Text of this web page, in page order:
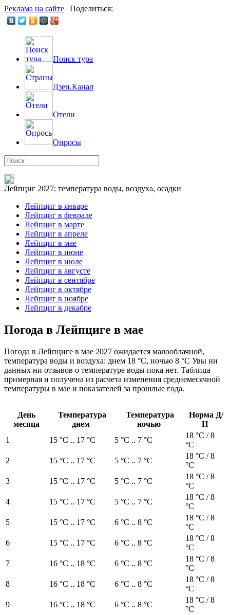
Реклама на сайте | Поделиться:
Поиск тура
Дзен.Канал
Отели
Опросы
Лейпциг 2027: температура воды, воздуха, осадки
Лейпциг в январе
Лейпциг в феврале
Лейпциг в марте
Лейпциг в апреле
Лейпциг в мае
Лейпциг в июне
Лейпциг в июле
Лейпциг в августе
Лейпциг в сентябре
Лейпциг в октябре
Лейпциг в ноябре
Лейпциг в декабре
Погода в Лейпциге в мае
Погода в Лейпциге в мае 2027 ожидается малооблачной,
температура воды и воздуха: днем 18 °C, ночью 8 °C Увы ни
данных ни отзывов о температуре воды пока нет. Таблица
примерная и получена из расчета изменения среднемесячной
температуры в мае и показателей за прошлые года.
День
месяца
Температура
днем
Температура
ночью
Норма Д/
Н
1
15 °C .. 17 °C 5 °C .. 7 °C
18 °C / 8
°C
2
15 °C .. 17 °C 5 °C .. 7 °C
18 °C / 8
°C
3
15 °C .. 17 °C 5 °C .. 7 °C
18 °C / 8
°C
4
15 °C .. 17 °C 5 °C .. 7 °C
18 °C / 8
°C
5
15 °C .. 17 °C 6 °C .. 8 °C
18 °C / 8
°C
6
15 °C .. 17 °C 6 °C .. 8 °C
18 °C / 8
°C
7
16 °C .. 18 °C 6 °C .. 8 °C
18 °C / 8
°C
8
16 °C .. 18 °C 6 °C .. 8 °C
18 °C / 8
°C
9
16 °C .. 18 °C 6 °C .. 8 °C
18 °C / 8
°C